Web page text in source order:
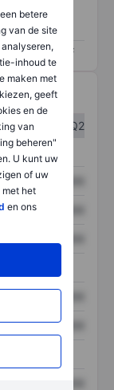
betere
van de site
inhoud te
maken met
geeft
en de
van
beheren"
U kunt uw
of uw
het
en ons
Q2
XXXXXXX
XXXXXXX
XXXXXXX
XXXXXXX